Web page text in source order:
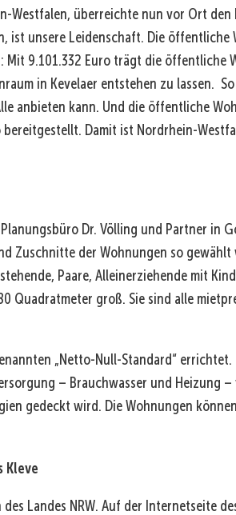
Westfalen, überreichte nun vor Ort den
ist unsere Leidenschaft. Die
9.101.332 Euro trägt die öffentliche
in Kevelaer entstehen zu lassen.
anbieten kann. Und die öffentliche
Damit ist Nordrhein-
Dr. Völling und Partner in
Zuschnitte der Wohnungen so gewählt
Paare, Alleinerziehende mit
Quadratmeter groß. Sie sind alle
„Netto-Null-Standard“ errichtet.
– Brauchwasser und Heizung
gedeckt wird. Die Wohnungen
Kleve
Landes NRW. Auf der Internetseite